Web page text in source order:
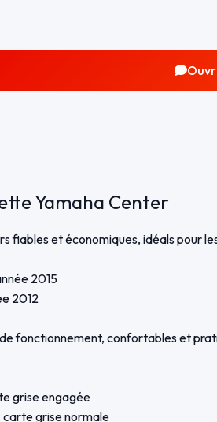
Yamaha Center
fiables et économiques, idéals pour
2015
2012
fonctionnement, confortables et
grise engagée
carte grise normale